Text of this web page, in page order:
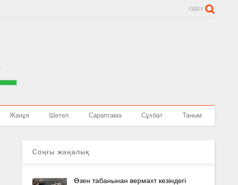
ІЗДЕУ
Жанұя Шетел Сараптама Сұхбат Таным
Соңғы жаңалық
Өзен табанынан вермахт кезіндегі